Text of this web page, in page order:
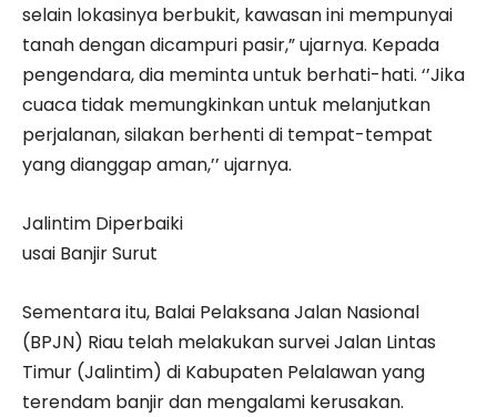
selain lokasinya berbukit, kawasan ini mempunyai
tanah dengan dicampuri pasir,” ujarnya. Kepada
pengendara, dia meminta untuk berhati-hati. ‘’Jika
cuaca tidak memungkinkan untuk melanjutkan
perjalanan, silakan berhenti di tempat-tempat
yang dianggap aman,’’ ujarnya.
Jalintim Diperbaiki
usai Banjir Surut
Sementara itu, Balai Pelaksana Jalan Nasional
(BPJN) Riau telah melakukan survei Jalan Lintas
Timur (Jalintim) di Kabupaten Pelalawan yang
terendam banjir dan mengalami kerusakan.